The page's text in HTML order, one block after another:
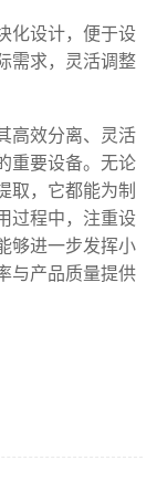
化设计，便于设
需求，灵活调整
高效分离、灵活
重要设备。无论
取，它都能为制
过程中，注重设
够进一步发挥小
与产品质量提供